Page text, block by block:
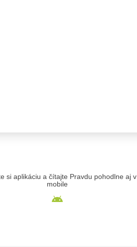
si aplikáciu a čítajte Pravdu pohodlne aj v
mobile